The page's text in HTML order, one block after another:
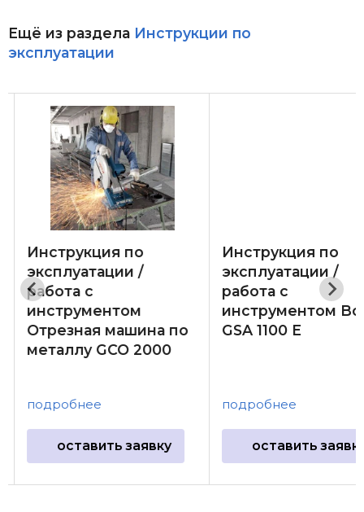
Ещё из раздела Инструкции по
эксплуатации
Инструкция по
эксплуатации /
работа с
инструментом
Отрезная машина по
металлу GCO 2000
подробнее
оставить заявку
Инструкция по
эксплуатации /
работа с
инструментом
GSA 1100 E
подробнее
оставить